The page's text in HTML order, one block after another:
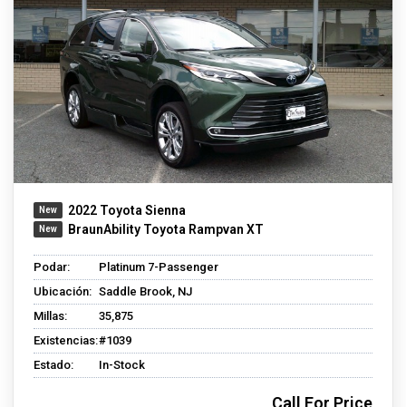
2022 Toyota Sienna
BraunAbility Toyota Rampvan XT
Podar:
Platinum 7-Passenger
Ubicación: Saddle Brook, NJ
Millas:
35,875
Existencias:#1039
Estado:
In-Stock
Call For Price